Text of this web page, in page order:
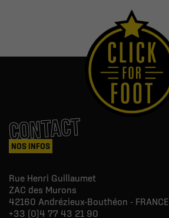
CONTACT
NOS INFOS
Rue Henri Guillaumet
ZAC des Murons
42160 Andrézieux-Bouthéon - FRANCE
+33 (0)4 77 43 21 90